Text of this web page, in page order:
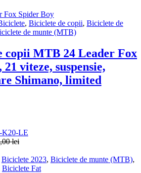
, Biciclete de copii, Biciclete de
de munte (MTB)
copii MTB 24 Leader Fox
viteze, suspensie,
Shimano, limited
K20-LE
lei
Biciclete 2023, Biciclete de munte (MTB),
Biciclete Fat